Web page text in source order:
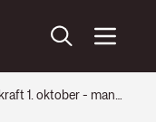
Digitalsikkerhetsloven trer i kraft 1. oktober - manglende etterlevelse kan gi milliongebyr